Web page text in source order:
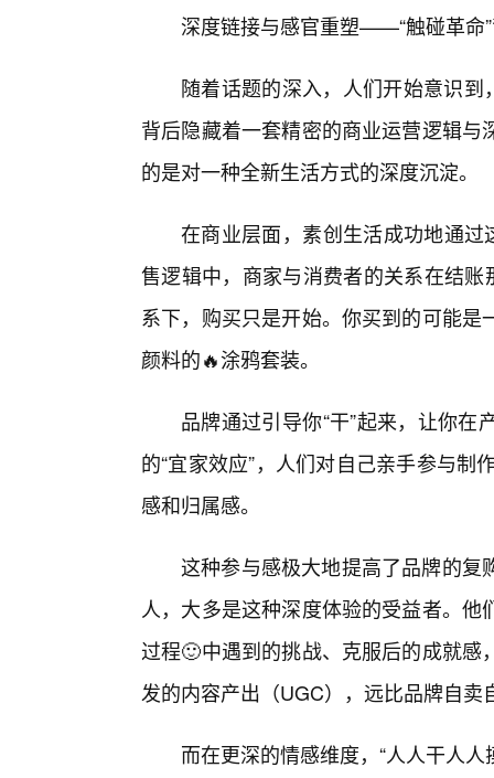
深度链接与感官重塑——“触碰革命
随着话题的深入，人们开始意识到
背后隐藏着一套精密的商业运营逻辑
的是对一种全新生活方式的深度沉淀。
在商业层面，素创生活成功地通过
售逻辑中，商家与消费者的关系在结
系下，购买只是开始。你买到的可能
颜料的🔥涂鸦套装。
品牌通过引导你“干”起来，让你
的“宜家效应”，人们对自己亲手参与
感和归属感。
这种参与感极大地提高了品牌的复
人，大多是这种深度体验的受益者。
过程🙂中遇到的挑战、克服后的成就
发的内容产出（UGC），远比品牌自卖
而在更深的情感维度，“人人干人